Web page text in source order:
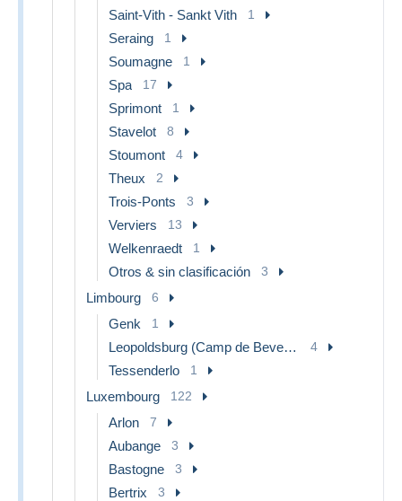
Saint-Vith - Sankt Vith 1
Seraing 1
Soumagne 1
Spa 17
Sprimont 1
Stavelot 8
Stoumont 4
Theux 2
Trois-Ponts 3
Verviers 13
Welkenraedt 1
Otros & sin clasificación 3
Limbourg 6
Genk 1
Leopoldsburg (Camp de Beverloo) 4
Tessenderlo 1
Luxembourg 122
Arlon 7
Aubange 3
Bastogne 3
Bertrix 3